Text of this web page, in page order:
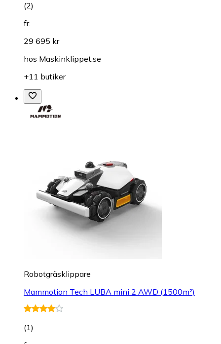
(2)
fr.
29 695 kr
hos Maskinklippet.se
+11 butiker
Robotgräsklippare
Mammotion Tech LUBA mini 2 AWD (1500m²)
(1)